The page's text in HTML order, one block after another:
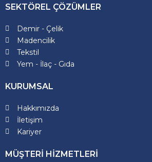
SEKTÖREL ÇÖZÜMLER
Demir - Çelik
Madencilik
Tekstil
Yem - İlaç - Gıda
KURUMSAL
Hakkımızda
İletişim
Kariyer
MÜŞTERİ HİZMETLERİ